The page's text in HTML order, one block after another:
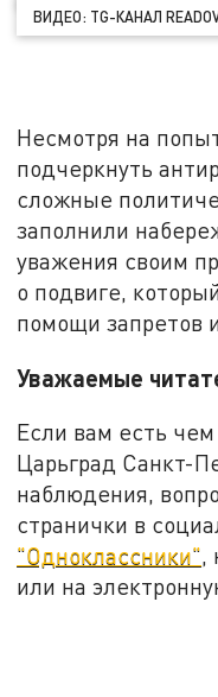
ВИДЕО: TG-КАНАЛ
Несмотря на
подчеркнуть
сложные
заполнили
уважения своим
о подвиге,
помощи запретов
Уважаемые
Если вам есть
Царьград Санкт-
наблюдения,
странички в
"Одноклассники",
или на